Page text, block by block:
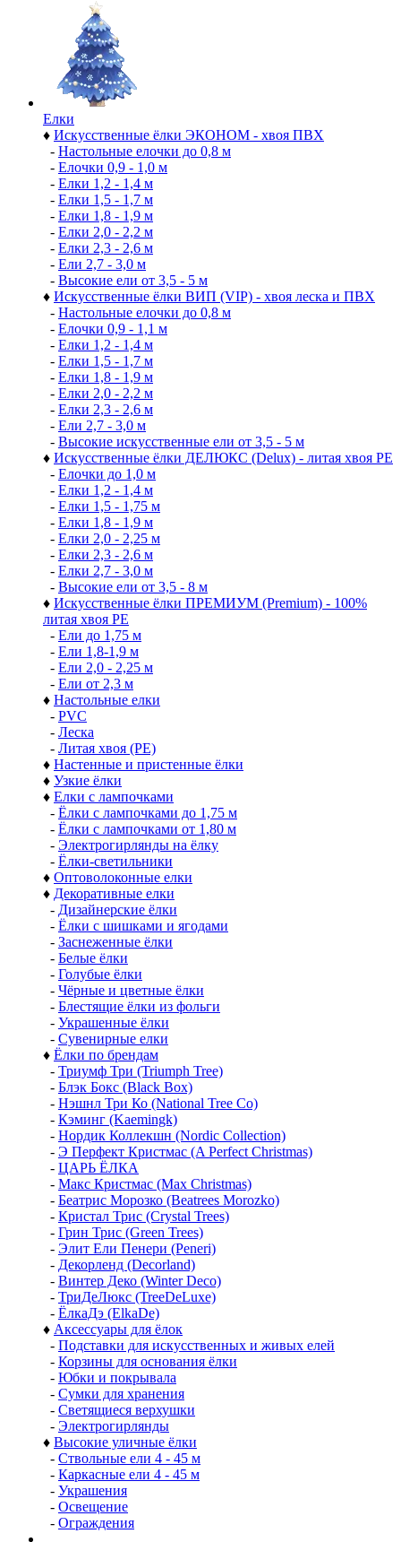
Елки
♦ Искусственные ёлки ЭКОНОМ - хвоя ПВХ
- Настольные елочки до 0,8 м
- Елочки 0,9 - 1,0 м
- Елки 1,2 - 1,4 м
- Елки 1,5 - 1,7 м
- Елки 1,8 - 1,9 м
- Елки 2,0 - 2,2 м
- Елки 2,3 - 2,6 м
- Ели 2,7 - 3,0 м
- Высокие ели от 3,5 - 5 м
♦ Искусственные ёлки ВИП (VIP) - хвоя леска и ПВХ
- Настольные елочки до 0,8 м
- Елочки 0,9 - 1,1 м
- Елки 1,2 - 1,4 м
- Елки 1,5 - 1,7 м
- Елки 1,8 - 1,9 м
- Елки 2,0 - 2,2 м
- Елки 2,3 - 2,6 м
- Ели 2,7 - 3,0 м
- Высокие искусственные ели от 3,5 - 5 м
♦ Искусственные ёлки ДЕЛЮКС (Delux) - литая хвоя РЕ
- Елочки до 1,0 м
- Елки 1,2 - 1,4 м
- Елки 1,5 - 1,75 м
- Елки 1,8 - 1,9 м
- Елки 2,0 - 2,25 м
- Елки 2,3 - 2,6 м
- Елки 2,7 - 3,0 м
- Высокие ели от 3,5 - 8 м
♦ Искусственные ёлки ПРЕМИУМ (Premium) - 100%
литая хвоя РЕ
- Ели до 1,75 м
- Ели 1,8-1,9 м
- Ели 2,0 - 2,25 м
- Ели от 2,3 м
♦ Настольные елки
- PVC
- Леска
- Литая хвоя (РЕ)
♦ Настенные и пристенные ёлки
♦ Узкие ёлки
♦ Елки с лампочками
- Ёлки с лампочками до 1,75 м
- Ёлки с лампочками от 1,80 м
- Электрогирлянды на ёлку
- Ёлки-светильники
♦ Оптоволоконные елки
♦ Декоративные елки
- Дизайнерские ёлки
- Ёлки с шишками и ягодами
- Заснеженные ёлки
- Белые ёлки
- Голубые ёлки
- Чёрные и цветные ёлки
- Блестящие ёлки из фольги
- Украшенные ёлки
- Сувенирные елки
♦ Ёлки по брендам
- Триумф Три (Triumph Tree)
- Блэк Бокс (Black Box)
- Нэшнл Три Ко (National Tree Co)
- Кэминг (Kaemingk)
- Нордик Коллекшн (Nordic Collection)
- Э Перфект Кристмас (A Perfect Christmas)
- ЦАРЬ ЁЛКА
- Макс Кристмас (Max Christmas)
- Беатрис Морозко (Beatrees Morozko)
- Кристал Трис (Crystal Trees)
- Грин Трис (Green Trees)
- Элит Ели Пенери (Peneri)
- Декорленд (Decorland)
- Винтер Деко (Winter Deco)
- ТриДеЛюкс (TreeDeLuxe)
- ЁлкаДэ (ElkaDe)
♦ Аксессуары для ёлок
- Подставки для искусственных и живых елей
- Корзины для основания ёлки
- Юбки и покрывала
- Сумки для хранения
- Светящиеся верхушки
- Электрогирлянды
♦ Высокие уличные ёлки
- Ствольные ели 4 - 45 м
- Каркасные ели 4 - 45 м
- Украшения
- Освещение
- Ограждения